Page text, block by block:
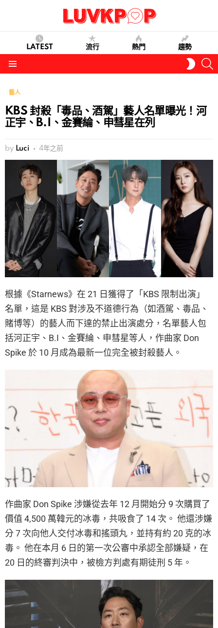
LATEST 流行 熱門 趨勢
SKIN
藝人
KBS 封殺「毒品、酒駕」藝人名單曝光！河
正宇、B.I、金賽綸、申彗星在列
by Luci 4年之前
根據《Starnews》在 21 日獲得了「KBS 限制出演」
名單，這是 KBS 對涉及不道德行為（如酒駕、毒品、
賭博等）的藝人而下達的禁止出演處分，名單藝人包
括河正宇、B.I、金賽綸、申彗星等人，作曲家 Don
Spike 於 10 月成為最新一位完全被封殺藝人。
作曲家 Don Spike 涉嫌從去年 12 月開始分 9 次購買了
價值 4,500 萬韓元的冰毒，共吸食了 14 次。 他還涉嫌
分 7 次向他人交付冰毒和搖頭丸，並持有約 20 克的冰
毒。 他在本月 6 日的第一次公審中承認全部嫌疑，在
20 日的終審判決中，被檢方判處有期徒刑 5 年。